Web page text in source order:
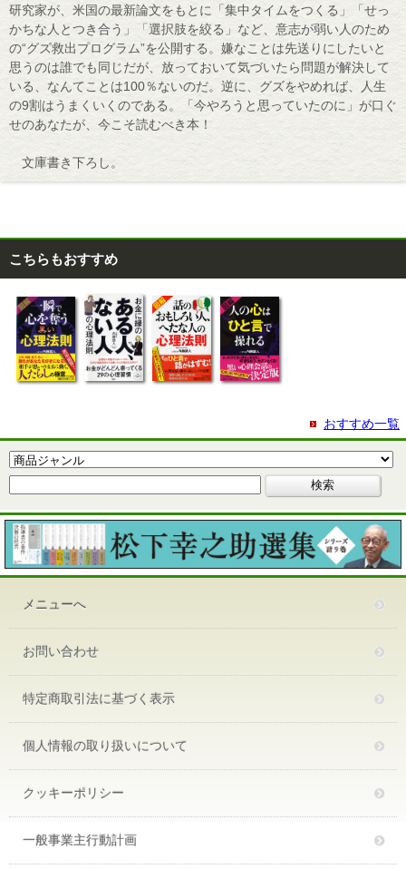
研究家が、米国の最新論文をもとに「集中タイムをつくる」「せっ
かちな人とつき合う」「選択肢を絞る」など、意志が弱い人のため
の“グズ救出プログラム”を公開する。嫌なことは先送りにしたいと
思うのは誰でも同じだが、放っておいて気づいたら問題が解決して
いる、なんてことは100％ないのだ。逆に、グズをやめれば、人生
の9割はうまくいくのである。「今やろうと思っていたのに」が口ぐ
せのあなたが、今こそ読むべき本！
文庫書き下ろし。
こちらもおすすめ
おすすめ一覧
メニューへ
お問い合わせ
特定商取引法に基づく表示
個人情報の取り扱いについて
クッキーポリシー
一般事業主行動計画